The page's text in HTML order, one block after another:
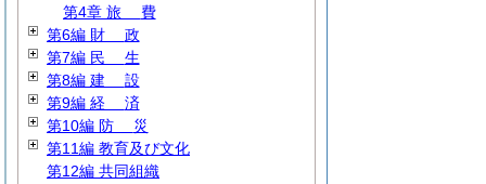
第4章 旅 費
第6編 財 政
第7編 民 生
第8編 建 設
第9編 経 済
第10編 防 災
第11編 教育及び文化
第12編 共同組織